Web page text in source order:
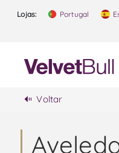
Lojas: Portugal
Voltar